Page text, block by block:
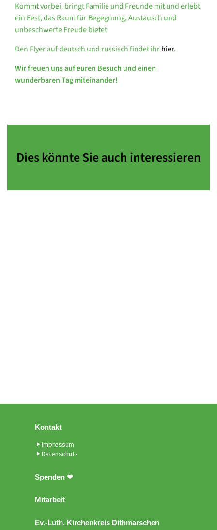
Kommt vorbei, bringt Familie und Freunde mit und erlebt
ein Fest, das Raum für Begegnung, Austausch und
unbeschwerte Freude bietet.
Den Flyer auf deutsch und russisch findet ihrhier.
Wir freuen uns auf euren Besuch und einen
wunderbaren Tag miteinander!
Dies könnte Sie auch interessieren
Kontakt
Impressum
Datenschutz
Spenden ❤
Mitarbeit
Ev.-Luth. Kirchenkreis Dithmarschen